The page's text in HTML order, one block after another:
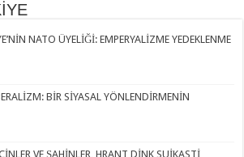
NATO ÜYELİĞİ: EMPERYALİZME YEDEKLENME
BİR SİYASAL YÖNLENDİRMENİN
VE ŞAHİNLER, HRANT DİNK SUİKASTİ